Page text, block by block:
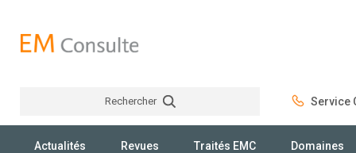
Rechercher Service
Actualités Revues Traités EMC Domaines